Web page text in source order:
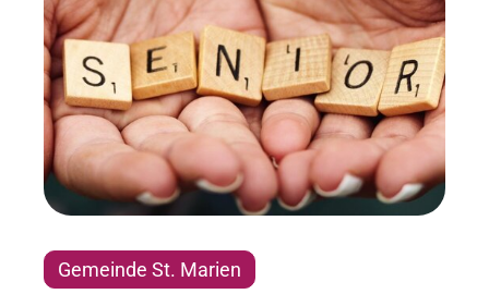
Gemeinde St. Marien